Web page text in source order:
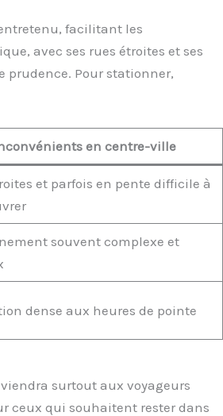
facilitant les
avec ses rues étroites et ses
prudence. Pour stationner,
en centre-ville
et parfois en pente difficile à
souvent complexe et
dense aux heures de pointe
surtout aux voyageurs
ceux qui souhaitent rester dans